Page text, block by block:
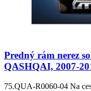
Predný rám nerez
QASHQAI, 2007-
75.QUA-R0060-04 Na